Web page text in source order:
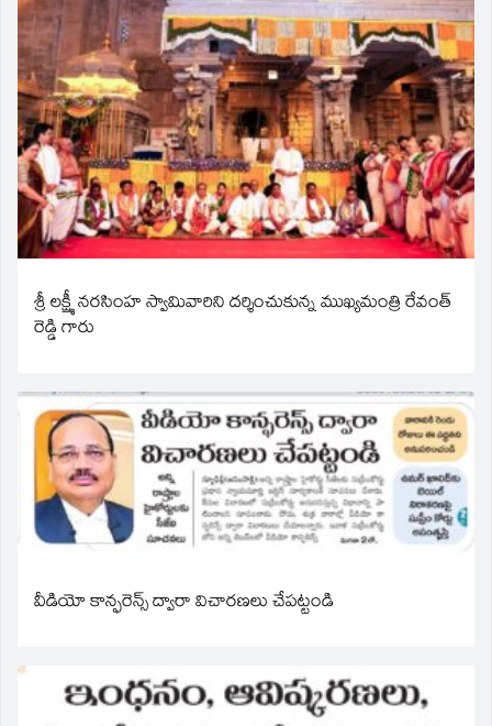
శ్రీ లక్ష్మీ నరసింహ స్వామివారిని దర్శించుకున్న ముఖ్యమంత్రి రేవంత్
రెడ్డి గారు
వీడియో కాన్ఫరెన్స్ ద్వారా విచారణలు చేపట్టండి